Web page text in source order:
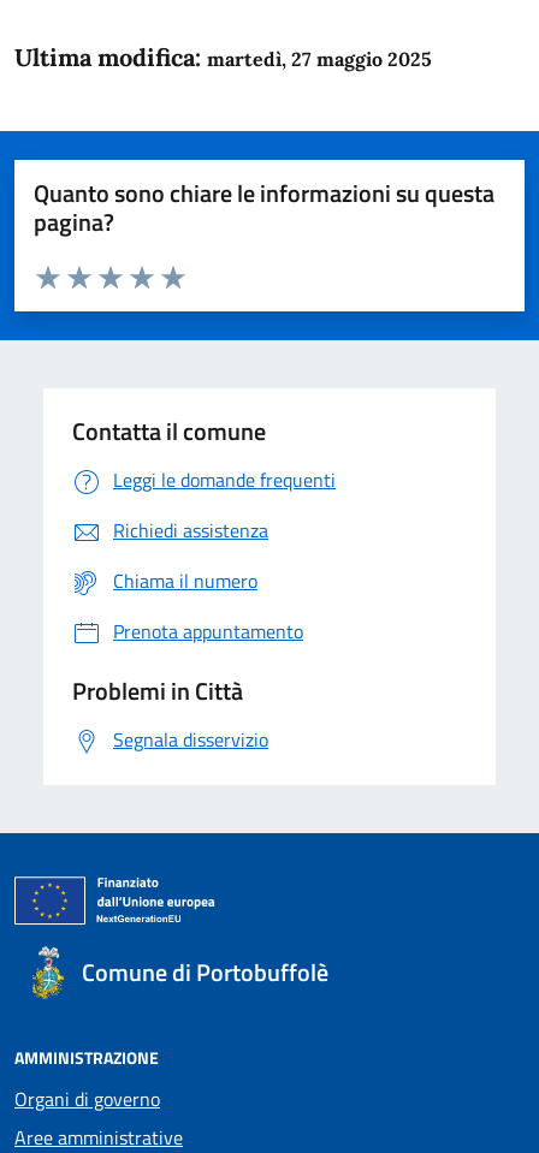
Ultima modifica: martedì, 27 maggio 2025
Quanto sono chiare le informazioni su questa
pagina?
Domanda
Valuta da 1 a 5 stelle la pagina
Valuta 5 stelle su 5
Valuta 4 stelle su 5
Valuta 3 stelle su 5
Valuta 2 stelle su 5
Valuta 1 stelle su 5
Contatta il comune
Leggi le domande frequenti
Richiedi assistenza
Chiama il numero
Prenota appuntamento
Problemi in Città
Segnala disservizio
Comune di Portobuffolè
AMMINISTRAZIONE
Organi di governo
Aree amministrative